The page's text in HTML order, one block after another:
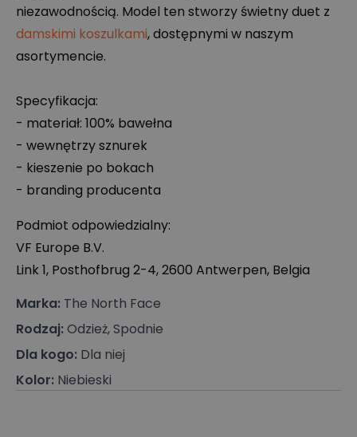
niezawodnością. Model ten stworzy świetny duet z
damskimi koszulkami, dostępnymi w naszym
asortymencie.
Specyfikacja:
- materiał: 100% bawełna
- wewnętrzy sznurek
- kieszenie po bokach
- branding producenta
Podmiot odpowiedzialny:
VF Europe B.V.
Link 1, Posthofbrug 2-4, 2600 Antwerpen, Belgia
Marka: The North Face
Rodzaj:Odzież, Spodnie
Dla kogo: Dla niej
Kolor: Niebieski